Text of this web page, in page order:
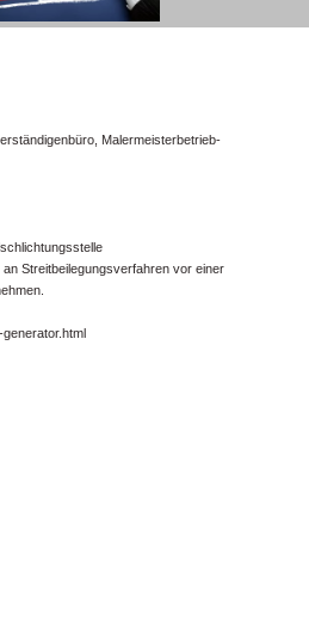
Malermeisterbetrieb-
Streitbeilegungsverfahren vor einer